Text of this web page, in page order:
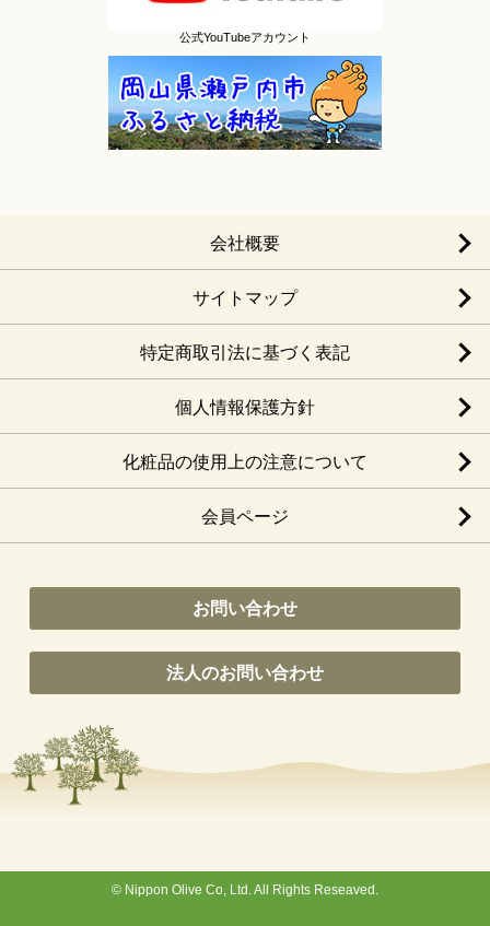
公式YouTubeアカウント
会社概要
サイトマップ
特定商取引法に基づく表記
個人情報保護方針
化粧品の使用上の注意について
会員ページ
お問い合わせ
法人のお問い合わせ
© Nippon Olive Co, Ltd. All Rights Reseaved.